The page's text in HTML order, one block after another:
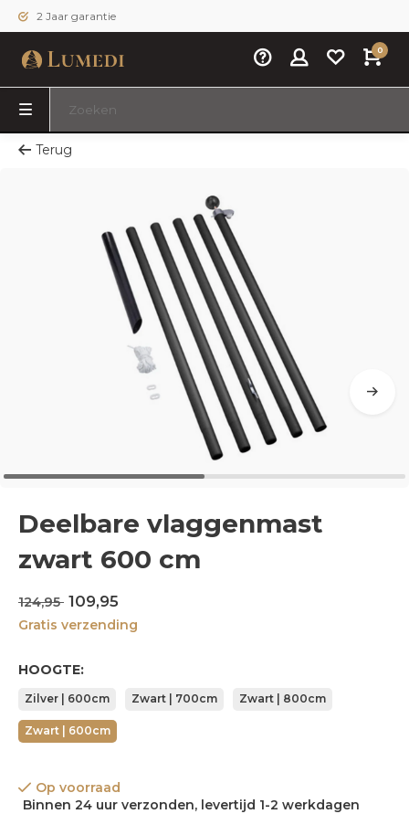
2 Jaar garantie
0
Terug
Deelbare vlaggenmast
zwart 600 cm
124,95 109,95
Gratis verzending
HOOGTE:
Zilver | 600cm Zwart | 700cm Zwart | 800cm
Zwart | 600cm
Op voorraad
Binnen 24 uur verzonden, levertijd 1-2 werkdagen